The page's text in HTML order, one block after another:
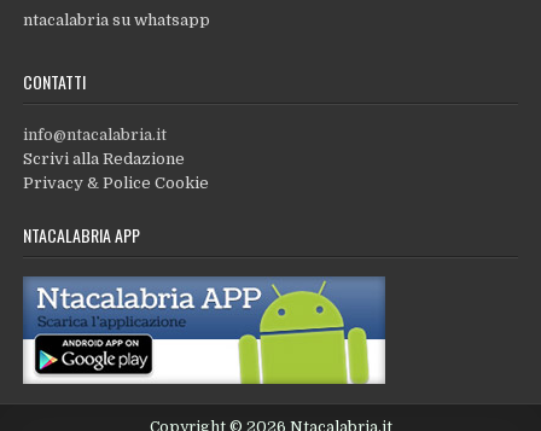
ntacalabria su whatsapp
CONTATTI
info@ntacalabria.it
Scrivi alla Redazione
Privacy & Police Cookie
NTACALABRIA APP
Copyright © 2026 Ntacalabria.it